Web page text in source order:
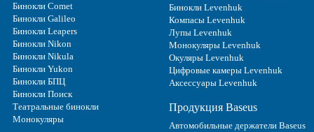
Бинокли Comet
Бинокли Galileo
Бинокли Leapers
Бинокли Nikon
Бинокли Nikula
Бинокли Yukon
Бинокли БПЦ
Бинокли Поиск
Театральные бинокли
Монокуляры
Бинокли Levenhuk
Компасы Levenhuk
Лупы Levenhuk
Монокуляры Levenhuk
Окуляры Levenhuk
Цифровые камеры Levenhuk
Аксессуары Levenhuk
Продукция Baseus
Автомобильные держатели Baseus